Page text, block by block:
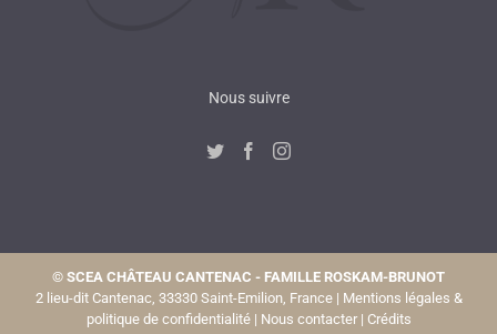
Nous suivre
© SCEA CHÂTEAU CANTENAC - FAMILLE ROSKAM-BRUNOT
2 lieu-dit Cantenac, 33330 Saint-Emilion, France | Mentions légales &
politique de confidentialité| Nous contacter| Crédits